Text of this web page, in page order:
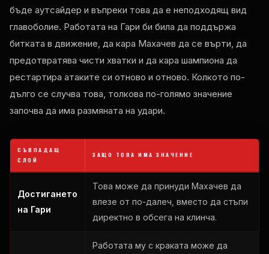
бъде аутсайдер и въпреки това да е неподходящ вид
главоболие. Работата на Гари би била да поддържа
битката в движение, да кара Махачев да се върти, да
предотвратява чисти хватки и да кара шампиона да
рестартира атаките си отново и отново. Колкото по-
дълго се случва това, толкова по-голямо значение
започва да има размяната на удари.
СЪВПАДАЩ
СЛОЙ
ЗАЩО ТОВА ИМА ЗНАЧЕНИЕ
Достигането
на Гари
Това може да принуди Махачев да
влезе от по-далеч, вместо да стъпи
директно в обсега на клинча.
Работата му с краката може да